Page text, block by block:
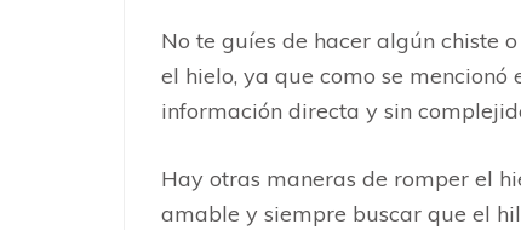
No te guíes de hacer algún chiste
el hielo, ya que como se
información directa y sin
Hay otras maneras de romper el
amable y siempre buscar que el